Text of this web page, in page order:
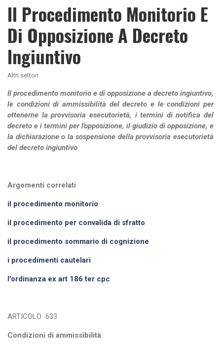
Il Procedimento Monitorio E
Di Opposizione A Decreto
Ingiuntivo
Altri settori
Il procedimento monitorio e di opposizione a decreto ingiuntivo,
le condizioni di ammissibilità del decreto e le condizioni per
ottenerne la provvisoria esecutorietà, i termini di notifica del
decreto e i termini per l'opposizione, il giudizio di opposizione, e
la dichiarazione o la sospensione della provvisoria esecutorietà
del decreto ingiuntivo
Argomenti correlati
il procedimento monitorio
il procedimento per convalida di sfratto
il procedimento sommario di cognizione
i procedimenti cautelari
l'ordinanza ex art 186 ter cpc
ARTICOLO 633
Condizioni di ammissibilità.